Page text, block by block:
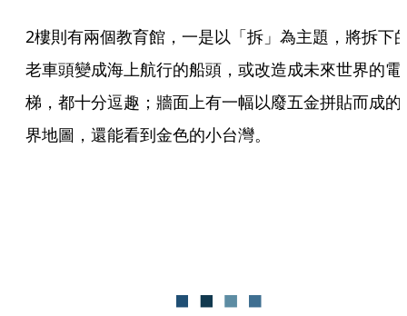
2樓則有兩個教育館，一是以「拆」為主題，將拆下
老車頭變成海上航行的船頭，或改造成未來世界的電
梯，都十分逗趣；牆面上有一幅以廢五金拼貼而成的
界地圖，還能看到金色的小台灣。